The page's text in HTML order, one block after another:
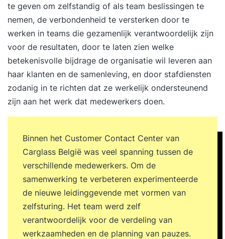
te geven om zelfstandig of als team beslissingen te
nemen, de verbondenheid te versterken door te
werken in teams die gezamenlijk verantwoordelijk zijn
voor de resultaten, door te laten zien welke
betekenisvolle bijdrage de organisatie wil leveren aan
haar klanten en de samenleving, en door stafdiensten
zodanig in te richten dat ze werkelijk ondersteunend
zijn aan het werk dat medewerkers doen.
Binnen het Customer Contact Center van
Carglass België was veel spanning tussen de
verschillende medewerkers. Om de
samenwerking te verbeteren experimenteerde
de nieuwe leidinggevende met vormen van
zelfsturing. Het team werd zelf
verantwoordelijk voor de verdeling van
werkzaamheden en de planning van pauzes.